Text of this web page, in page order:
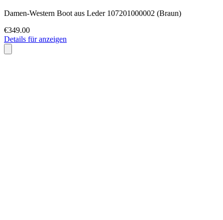
Damen-Western Boot aus Leder 107201000002 (Braun)
€349.00
Details für anzeigen